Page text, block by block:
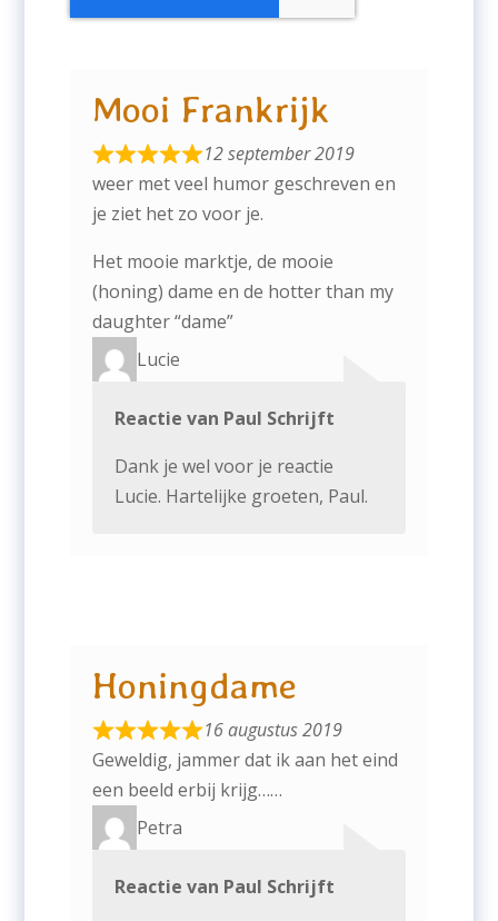
Mooi Frankrijk
12 september 2019
weer met veel humor geschreven en
je ziet het zo voor je.
Het mooie marktje, de mooie
(honing) dame en de hotter than my
daughter “dame”
Lucie
Reactie van Paul Schrijft
Dank je wel voor je reactie
Lucie. Hartelijke groeten, Paul.
Honingdame
16 augustus 2019
Geweldig, jammer dat ik aan het eind
een beeld erbij krijg……
Petra
Reactie van Paul Schrijft